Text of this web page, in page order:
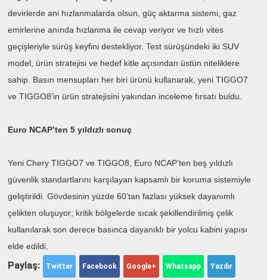
devirlerde ani hızlanmalarda olsun, güç aktarma sistemi, gaz
emirlerine anında hızlanma ile cevap veriyor ve hızlı vites
geçişleriyle sürüş keyfini destekliyor. Test sürüşündeki iki SUV
model, ürün stratejisi ve hedef kitle açısından üstün niteliklere
sahip. Basın mensupları her biri ürünü kullanarak, yeni TIGGO7
ve TIGGO8’in ürün stratejisini yakından inceleme fırsatı buldu.
Euro NCAP’ten 5 yıldızlı sonuç
Yeni Chery TIGGO7 ve TIGGO8, Euro NCAP’ten beş yıldızlı
güvenlik standartlarını karşılayan kapsamlı bir koruma sistemiyle
geliştirildi. Gövdesinin yüzde 60’tan fazlası yüksek dayanımlı
çelikten oluşuyor; kritik bölgelerde sıcak şekillendirilmiş çelik
kullanılarak son derece basınca dayanıklı bir yolcu kabini yapısı
elde edildi.
Paylaş: Twitter Facebook Google+ Whatsapp Yazdır